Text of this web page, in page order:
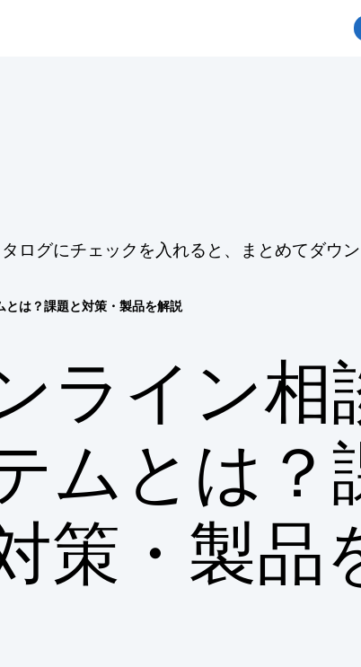
ログにチェックを入れると、まとめてダウ
とは？課題と対策・製品を解説
ライン相
ムとは？
策・製品